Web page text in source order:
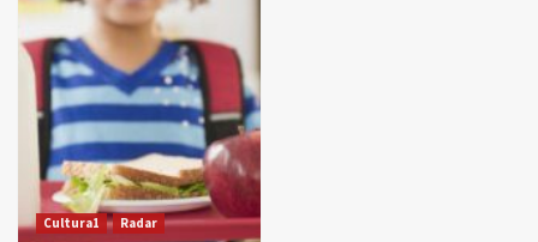
Cultura1 Radar